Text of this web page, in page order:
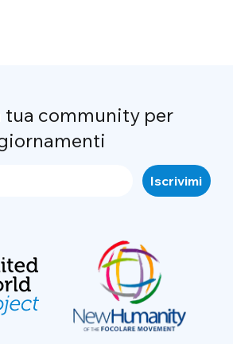
tua community per